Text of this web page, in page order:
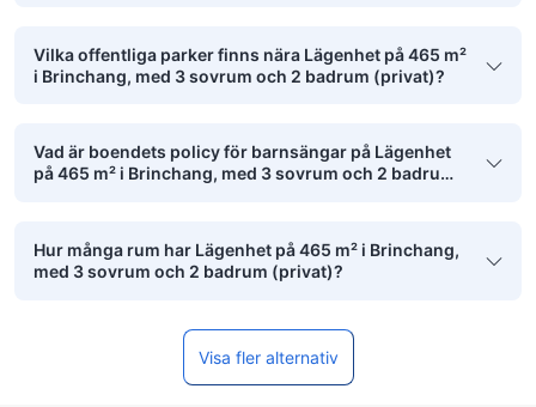
Vilka offentliga parker finns nära Lägenhet på 465 m²
i Brinchang, med 3 sovrum och 2 badrum (privat)?
Vad är boendets policy för barnsängar på Lägenhet
på 465 m² i Brinchang, med 3 sovrum och 2 badrum
Hur många rum har Lägenhet på 465 m² i Brinchang,
med 3 sovrum och 2 badrum (privat)?
Visa fler alternativ